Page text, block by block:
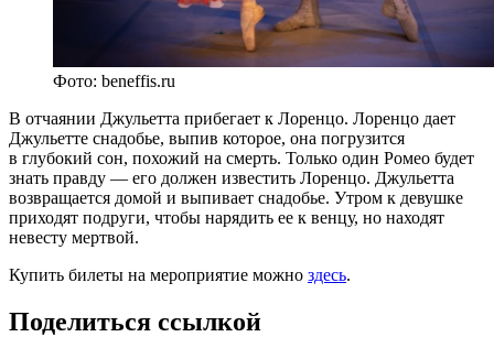
Фото: beneffis.ru
В отчаянии Джульетта прибегает к Лоренцо. Лоренцо дает
Джульетте снадобье, выпив которое, она погрузится
в глубокий сон, похожий на смерть. Только один Ромео будет
знать правду — его должен известить Лоренцо. Джульетта
возвращается домой и выпивает снадобье. Утром к девушке
приходят подруги, чтобы нарядить ее к венцу, но находят
невесту мертвой.
Купить билеты на мероприятие можно здесь.
Поделиться ссылкой